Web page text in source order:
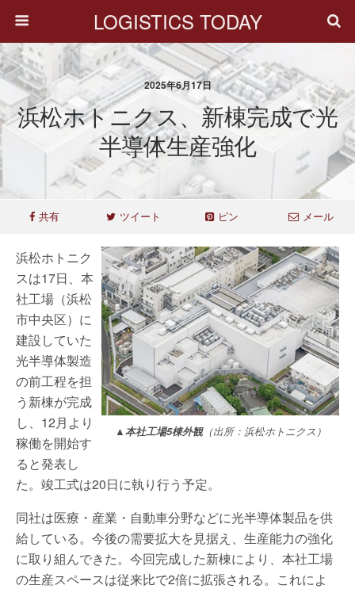
LOGISTICS TODAY
2025年6月17日
浜松ホトニクス、新棟完成で光
半導体生産強化
共有 ツイート ピン メール
▲本社工場5棟外観（出所：浜松ホトニクス）
浜松ホトニク
スは17日、本
社工場（浜松
市中央区）に
建設していた
光半導体製造
の前工程を担
う新棟が完成
し、12月より
稼働を開始す
ると発表し
た。竣工式は20日に執り行う予定。
同社は医療・産業・自動車分野などに光半導体製品を供
給している。今後の需要拡大を見据え、生産能力の強化
に取り組んできた。今回完成した新棟により、本社工場
の生産スペースは従来比で2倍に拡張される。これによ